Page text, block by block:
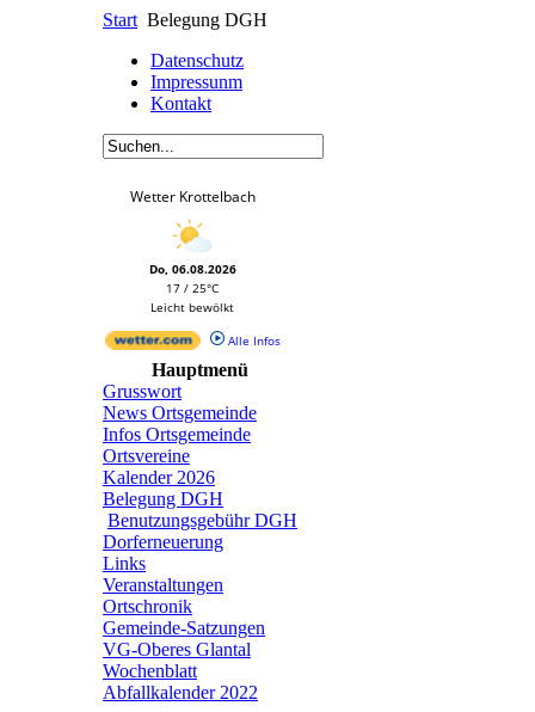
Start Belegung DGH
Datenschutz
Impressunm
Kontakt
Wetter Krottelbach
Do, 06.08.2026
17 / 25°C
Leicht bewölkt
Alle Infos
Hauptmenü
Grusswort
News Ortsgemeinde
Infos Ortsgemeinde
Ortsvereine
Kalender 2026
Belegung DGH
Benutzungsgebühr DGH
Dorferneuerung
Links
Veranstaltungen
Ortschronik
Gemeinde-Satzungen
VG-Oberes Glantal
Wochenblatt
Abfallkalender 2022